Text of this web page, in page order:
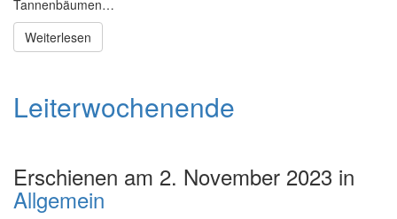
Tannenbäumen…
Weiterlesen
Leiterwochenende
Erschienen am 2. November 2023 in
Allgemein